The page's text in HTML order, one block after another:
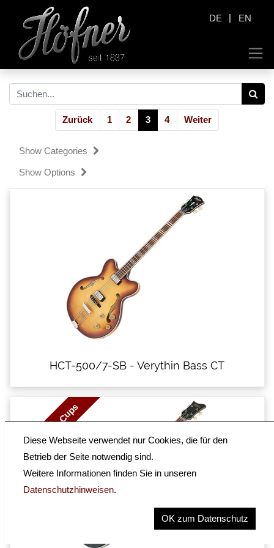
DE | EN
Zurück 1 2 3 4 Weiter
Show Categories
Show Options
HCT-500/7-SB - Verythin Bass CT
New with Tea Cups
Diese Webseite verwendet nur Cookies, die für den
Betrieb der Seite notwendig sind.
Weitere Informationen finden Sie in unseren
Datenschutzhinweisen.
OK zum Datenschutz